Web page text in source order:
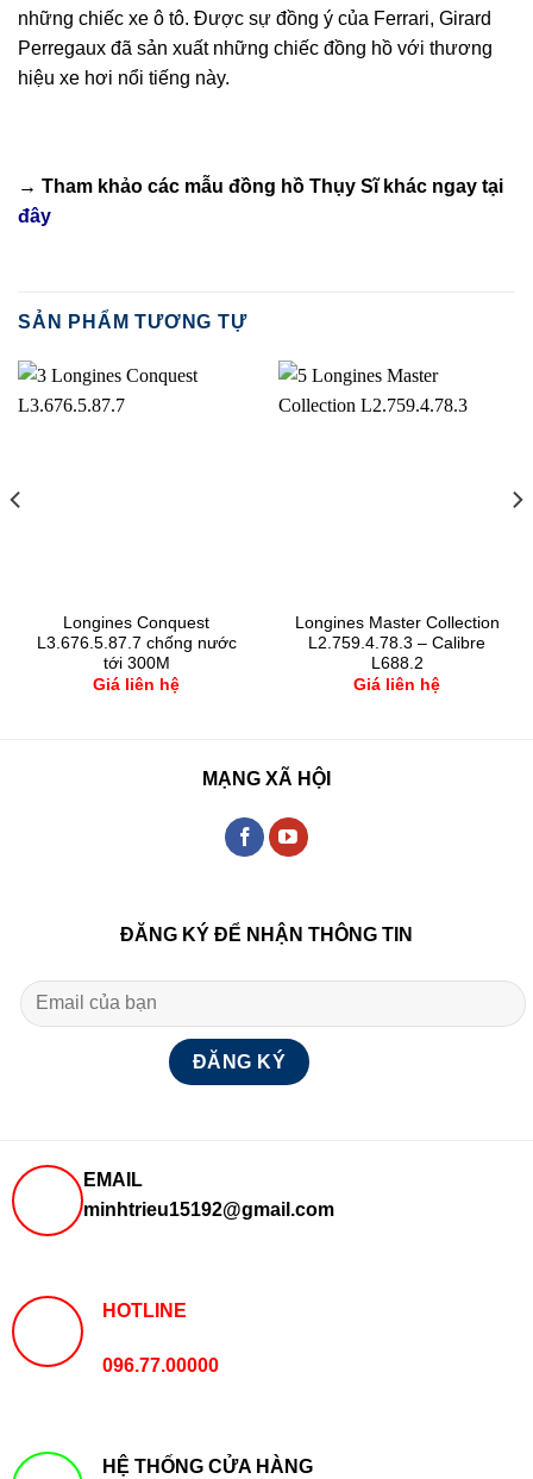
những chiếc xe ô tô. Được sự đồng ý của Ferrari, Girard
Perregaux đã sản xuất những chiếc đồng hồ với thương
hiệu xe hơi nổi tiếng này.
→ Tham khảo các mẫu đồng hồ Thụy Sĩkhác ngay tại
đây
SẢN PHẨM TƯƠNG TỰ
Longines Conquest
L3.676.5.87.7 chống nước
tới 300M
Giá liên hệ
Longines Master Collection
L2.759.4.78.3 – Calibre
L688.2
Giá liên hệ
MẠNG XÃ HỘI
ĐĂNG KÝ ĐỂ NHẬN THÔNG TIN
EMAIL
minhtrieu15192@gmail.com
HOTLINE
096.77.00000
HỆ THỐNG CỬA HÀNG